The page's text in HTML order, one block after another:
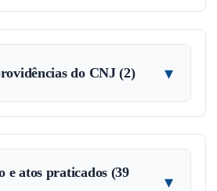
do CNJ (2) ▾
e atos praticados (39
▾